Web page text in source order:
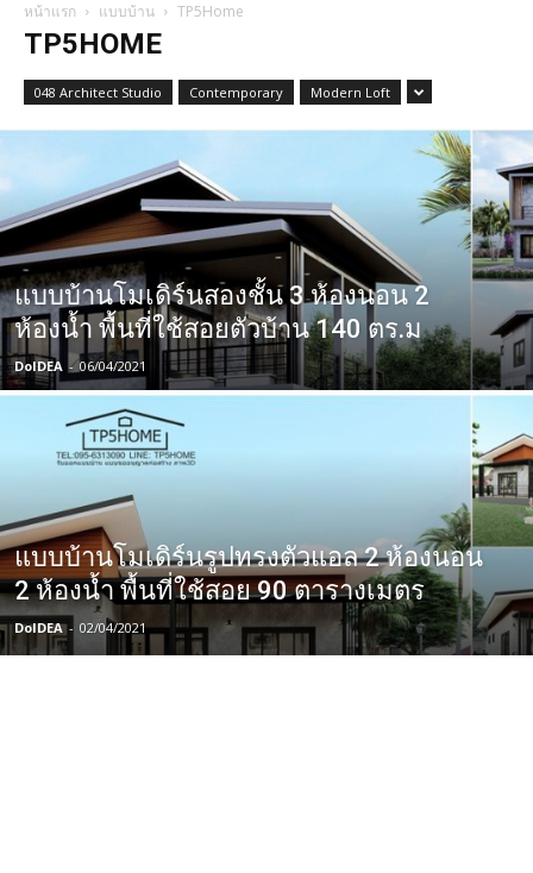
หน้าแรก แบบบ้าน TP5Home
TP5HOME
048 Architect Studio Contemporary Modern Loft
แบบบ้านโมเดิร์นสองชั้น 3 ห้องนอน 2
ห้องน้ำ พื้นที่ใช้สอยตัวบ้าน 140 ตร.ม
DoIDEA - 06/04/2021
แบบบ้านโมเดิร์นรูปทรงตัวแอล 2 ห้องนอน
2 ห้องน้ำ พื้นที่ใช้สอย 90 ตารางเมตร
DoIDEA - 02/04/2021